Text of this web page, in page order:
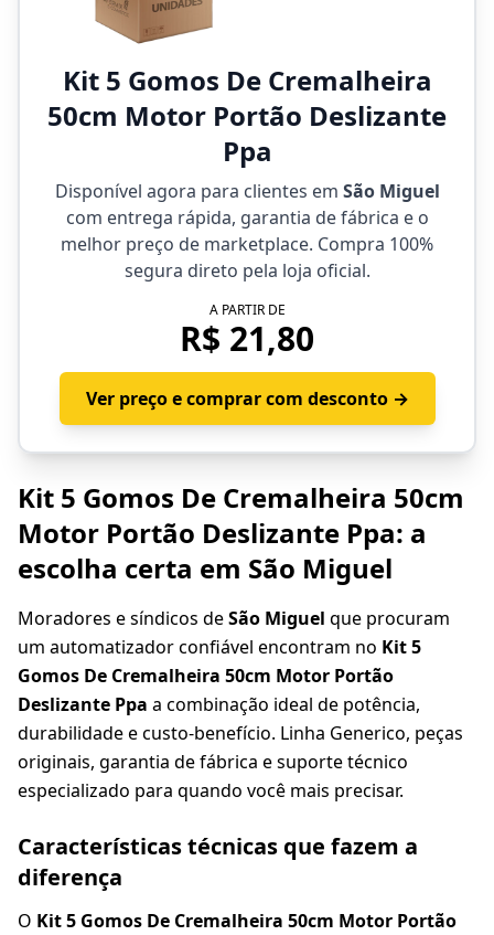
Kit 5 Gomos De Cremalheira
50cm Motor Portão Deslizante
Ppa
Disponível agora para clientes em São Miguel
com entrega rápida, garantia de fábrica e o
melhor preço de marketplace. Compra 100%
segura direto pela loja oficial.
A PARTIR DE
R$ 21,80
Ver preço e comprar com desconto →
Kit 5 Gomos De Cremalheira 50cm
Motor Portão Deslizante Ppa: a
escolha certa em São Miguel
Moradores e síndicos deSão Miguel que procuram
um automatizador confiável encontram no Kit 5
Gomos De Cremalheira 50cm Motor Portão
Deslizante Ppa a combinação ideal de potência,
durabilidade e custo-benefício. Linha Generico, peças
originais, garantia de fábrica e suporte técnico
especializado para quando você mais precisar.
Características técnicas que fazem a
diferença
O Kit 5 Gomos De Cremalheira 50cm Motor Portão